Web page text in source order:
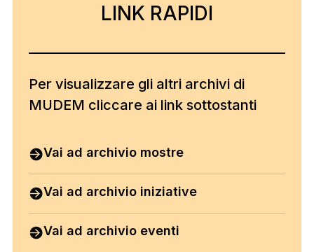
LINK RAPIDILINK RAPIDI
Per visualizzare gli altri archivi di
MUDEM cliccare ai link sottostanti
Vai ad archivio mostre
Vai ad archivio iniziative
Vai ad archivio eventi